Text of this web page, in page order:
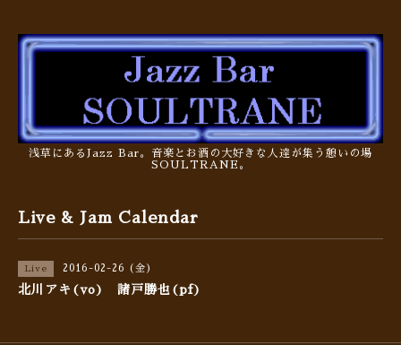
浅草にあるJazz Bar。音楽とお酒の大好きな人達が集う憩いの場
SOULTRANE。
Live & Jam Calendar
Live 2016-02-26 (金)
北川アキ(vo) 諸戸勝也(pf)